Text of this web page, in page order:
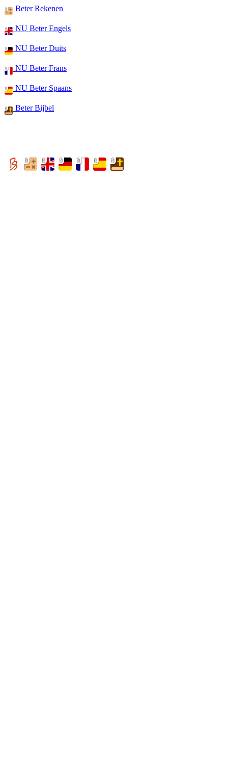
Beter Rekenen
NU Beter Engels
NU Beter Duits
NU Beter Frans
NU Beter Spaans
Beter Bijbel